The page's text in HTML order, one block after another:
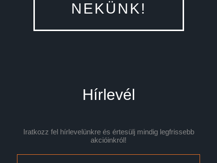
NEKÜNK!
Hírlevél
Iratkozz fel hírlevelünkre és értesülj mindig legfrissebb
akcióinkról!